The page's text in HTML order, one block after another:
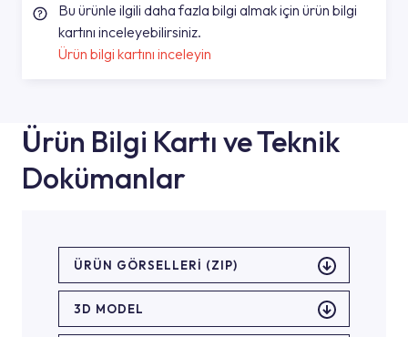
Bu ürünle ilgili daha fazla bilgi almak için ürün bilgi
kartını inceleyebilirsiniz.
Ürün bilgi kartını inceleyin
Ürün Bilgi Kartı ve Teknik
Dokümanlar
ÜRÜN GÖRSELLERI (ZIP)
3D MODEL